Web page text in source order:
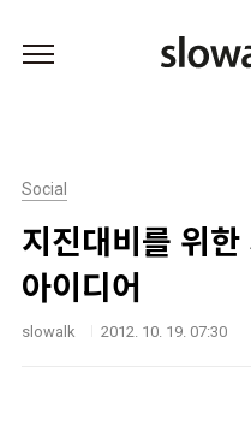
Social
지진대비를 위
아이디어
slowalk 2012. 10. 19. 07:30